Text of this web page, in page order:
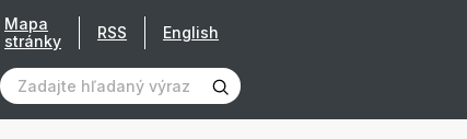
Mapa
stránky
RSS English